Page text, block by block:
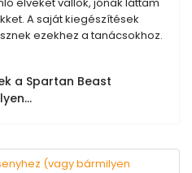
elveket vallok, jónak láttam
A saját kiegészítések
ezekhez a tanácsokhoz.
a Spartan Beast
(vagy bármilyen